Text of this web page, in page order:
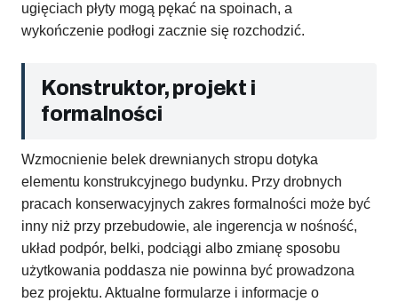
ugięciach płyty mogą pękać na spoinach, a
wykończenie podłogi zacznie się rozchodzić.
Konstruktor, projekt i
formalności
Wzmocnienie belek drewnianych stropu dotyka
elementu konstrukcyjnego budynku. Przy drobnych
pracach konserwacyjnych zakres formalności może być
inny niż przy przebudowie, ale ingerencja w nośność,
układ podpór, belki, podciągi albo zmianę sposobu
użytkowania poddasza nie powinna być prowadzona
bez projektu. Aktualne formularze i informacje o